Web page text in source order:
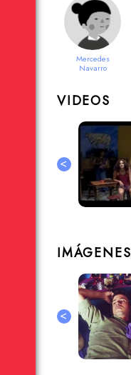
Mercedes
Navarro
VIDEOS
<
IMÁGENES
<